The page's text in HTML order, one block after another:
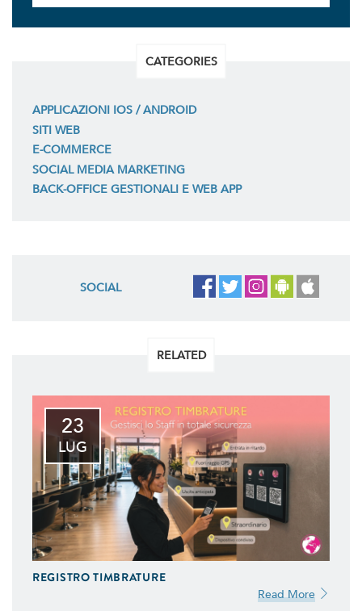
CATEGORIES
APPLICAZIONI IOS / ANDROID
SITI WEB
E-COMMERCE
SOCIAL MEDIA MARKETING
BACK-OFFICE GESTIONALI E WEB APP
SOCIAL
RELATED
23
LUG
REGISTRO TIMBRATURE
Read More